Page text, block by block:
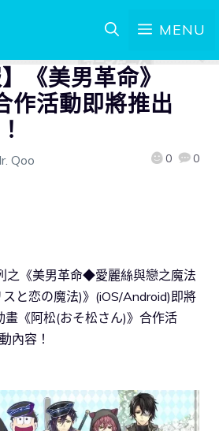
MENU
《美男革命》
作活動即將推出
Qoo 0 0
之《美男革命◆愛麗絲與戀之魔法
と恋の魔法)》(iOS/Android)即將
《阿松(おそ松さん)》合作活
內容！